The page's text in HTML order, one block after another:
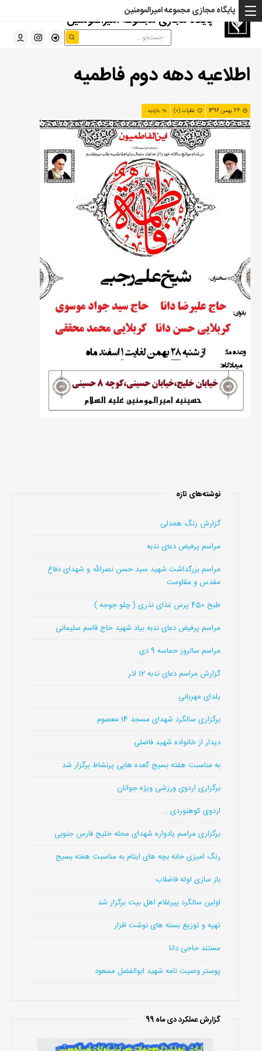
پایگاه مجازی مجموعه امیرالمومنین
پایگاه مجازی مجموعه امیرالمومنین
اطلاعیه دهه دوم فاطمیه
26 بهمن 1396 نظرات (0) بازدید :
نوشته‌های تازه
گزارش زنگ همدلی
مراسم پرفیض دعای ندبه
مراسم بزرگداشت شهید سید حسن نصرالله و شهدای دفاع
مقدس و مقاومت
طبخ 450 پرس غذای نذری ( چلو جوجه )
مراسم پرفیض دعای ندبه بیاد شهید حاج قاسم سلیمانی
مراسم سالروز حماسه 9 دی
گزارش مراسم دعای ندبه 12 اذر
یلدای مهربانی
برگزاری سالگرد شهدای مسجد 14 معصوم
دیدار از خانواده شهید فاضلی
به مناسبت هفته بسیج گعده هایی پرنشاط برگزار شد
برگزاری اردوی ورزشی ویژه جوانان
اردوی کوهنوردی …
برگزاری مراسم یادواره شهدای محله خلیج فارس جنوبی
رنگ امیزی خانه بچه های ایتام به مناسبت هفته بسیج
باز سازی لوله فاضلاب
اولین سالگرد پیرغلام اهل بیت برگزار شد
تهیه و توزیع بسته های نوشت افزار
مستند حاجی دانا
پوستر وصیت نامه شهید ابوالفضل مسعود
گزارش عملکرد دی ماه 99